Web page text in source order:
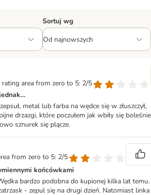
Sortuj wg
area from zero to 5: 2/5
metal lub farba na wędce się w złuszczył,
drzazgi, które poczułem jak wbiły się boleśnie
sznurek się plącze.
from zero to 5: 2/5
końcówkami
bardzo podobna do kupionej kilka lat temu.
- zepul się na drugi dzień. Natomiast linka